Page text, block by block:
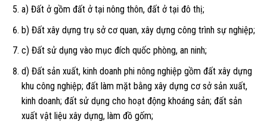
a) Đất ở gồm đất ở tại nông thôn, đất ở tại đô thị;
b) Đất xây dựng trụ sở cơ quan, xây dựng công trình sự nghiệp;
c) Đất sử dụng vào mục đích quốc phòng, an ninh;
d) Đất sản xuất, kinh doanh phi nông nghiệp gồm đất xây dựng
khu công nghiệp; đất làm mặt bằng xây dựng cơ sở sản xuất,
kinh doanh; đất sử dụng cho hoạt động khoáng sản; đất sản
xuất vật liệu xây dựng, làm đồ gốm;